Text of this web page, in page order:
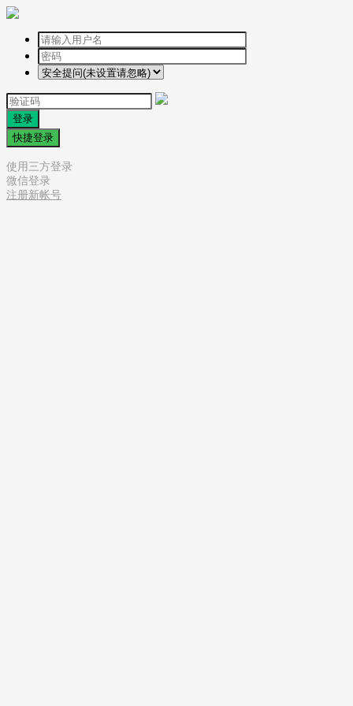
登录
快捷登录
使用三方登录
微信登录
注册新帐号